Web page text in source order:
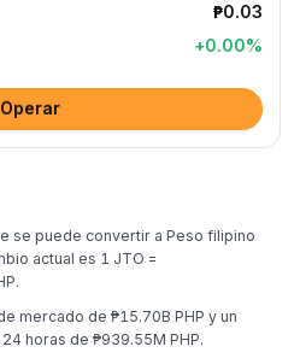
₱0.03
+0.00%
Operar
se puede convertir a Peso filipino
actual es 1 JTO =
mercado de ₱15.70B PHP y un
horas de ₱939.55M PHP.